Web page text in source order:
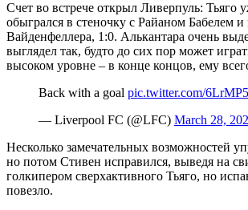
Счет во встрече открыл Ливерпуль: Тьяго
обыгрался в стеночку с Райаном Бабелем
Вайденфеллера, 1:0. Алькантара очень
выглядел так, будто до сих пор может
высоком уровне – в конце концов, ему
Back with a goal pic.twitter.com/
— Liverpool FC (@LFC) March 28,
Несколько замечательных возможностей
но потом Стивен исправился, выведя на
голкипером сверхактивного Тьяго, но
повезло.